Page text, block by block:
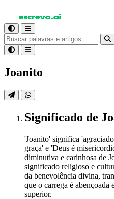
Joanito
Significado de
'Joanito' significa
graça' e 'Deus é
diminutiva e carinhosa de
significado religioso e
da benevolência divina,
que o carrega é
superior.